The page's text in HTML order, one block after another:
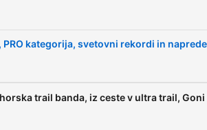
PRO kategorija, svetovni rekordi in
trail banda, iz ceste v ultra trail, Goni